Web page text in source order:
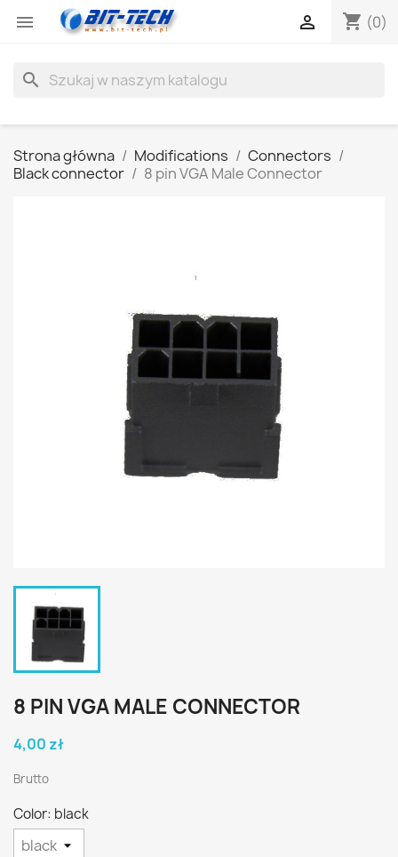
 shopping_cart (0)

search
Strona główna Modifications
Connectors
Black connector
8 pin VGA Male Connector
8 PIN VGA MALE CONNECTOR
4,00 zł
Brutto
Color: black